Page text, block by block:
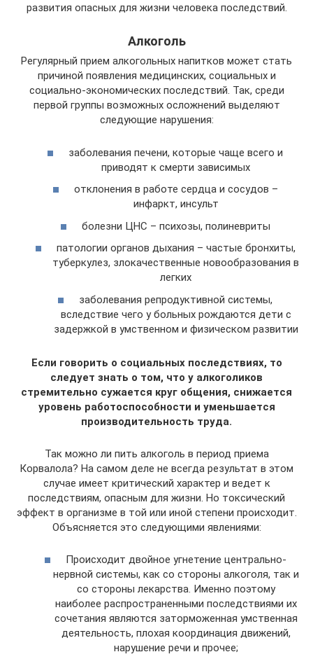
развития опасных для жизни человека последствий.
Алкоголь
Регулярный прием алкогольных напитков может стать
причиной появления медицинских, социальных и
социально-экономических последствий. Так, среди
первой группы возможных осложнений выделяют
следующие нарушения:
заболевания печени, которые чаще всего и
приводят к смерти зависимых
отклонения в работе сердца и сосудов –
инфаркт, инсульт
болезни ЦНС – психозы, полиневриты
патологии органов дыхания – частые бронхиты,
туберкулез, злокачественные новообразования в
легких
заболевания репродуктивной системы,
вследствие чего у больных рождаются дети с
задержкой в умственном и физическом развитии
Если говорить о социальных последствиях, то
следует знать о том, что у алкоголиков
стремительно сужается круг общения, снижается
уровень работоспособности и уменьшается
производительность труда.
Так можно ли пить алкоголь в период приема
Корвалола? На самом деле не всегда результат в этом
случае имеет критический характер и ведет к
последствиям, опасным для жизни. Но токсический
эффект в организме в той или иной степени происходит.
Объясняется это следующими явлениями:
Происходит двойное угнетение центрально-
нервной системы, как со стороны алкоголя, так и
со стороны лекарства. Именно поэтому
наиболее распространенными последствиями их
сочетания являются заторможенная умственная
деятельность, плохая координация движений,
нарушение речи и прочее;